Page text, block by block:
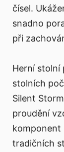
čísel.
snadno
při
Herní stolní
stolních
Silent
proudění
komponent
tradičních